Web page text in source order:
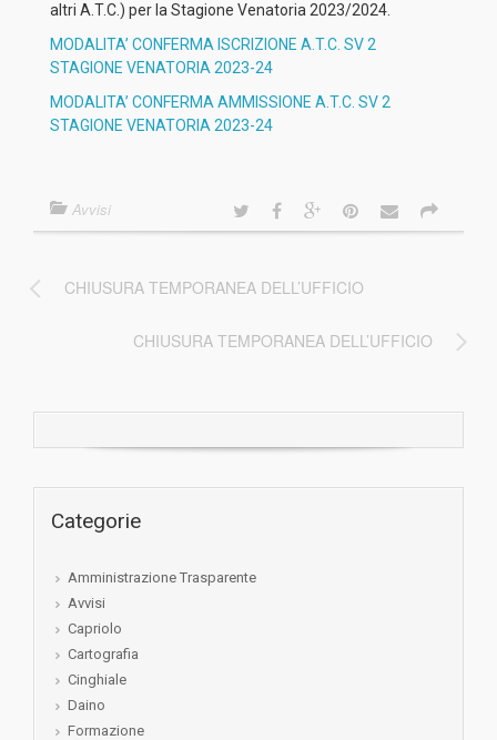
altri A.T.C.) per la Stagione Venatoria 2023/2024.
MODALITA’ CONFERMA ISCRIZIONE A.T.C. SV 2
STAGIONE VENATORIA 2023-24
MODALITA’ CONFERMA AMMISSIONE A.T.C. SV 2
STAGIONE VENATORIA 2023-24
Avvisi
CHIUSURA TEMPORANEA DELL’UFFICIO
CHIUSURA TEMPORANEA DELL’UFFICIO
Categorie
Amministrazione Trasparente
Avvisi
Capriolo
Cartografia
Cinghiale
Daino
Formazione